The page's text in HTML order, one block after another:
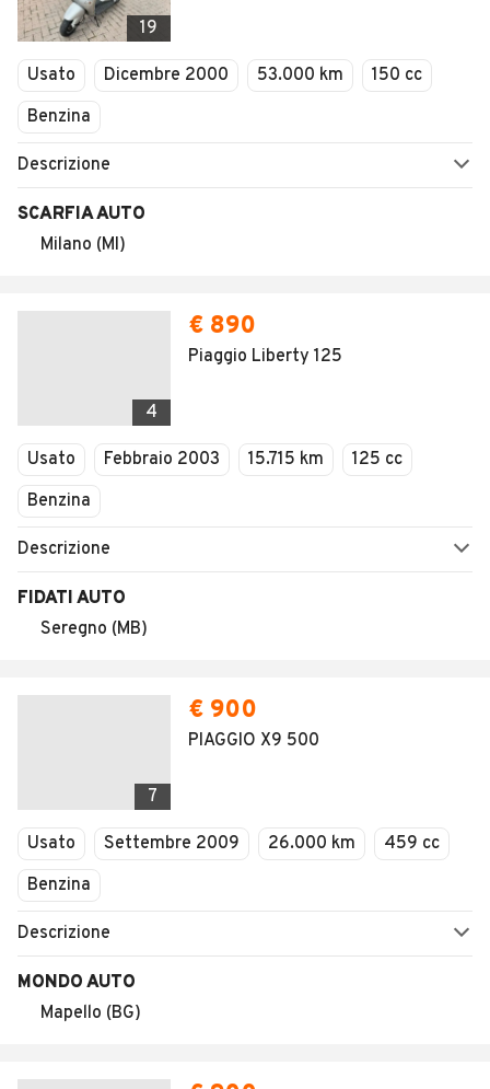
19
Usato Dicembre 2000 53.000 km
150 cc
Benzina
Descrizione
SCARFIA AUTO
Milano (MI)
4
€ 890
Piaggio Liberty 125
Usato Febbraio 2003 15.715 km
125 cc
Benzina
Descrizione
FIDATI AUTO
Seregno (MB)
7
€ 900
PIAGGIO X9 500
Usato Settembre 2009 26.000 km
459 cc
Benzina
Descrizione
MONDO AUTO
Mapello (BG)